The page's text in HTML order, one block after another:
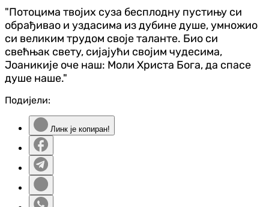
"Потоцима твојих суза бесплодну пустињу си
обрађивао и уздасима из дубине душе, умножио
си великим трудом своје таланте. Био си
свећњак свету, сијајући својим чудесима,
Јоаникије оче наш: Моли Христа Бога, да спасе
душе наше."
Подијели:
Линк је копиран!